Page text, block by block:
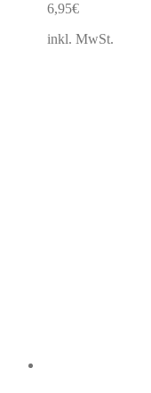
6,95€
inkl. MwSt.